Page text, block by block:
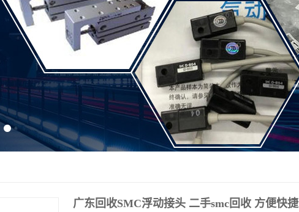
广东回收SMC浮动接头 二手smc回收 方便快捷